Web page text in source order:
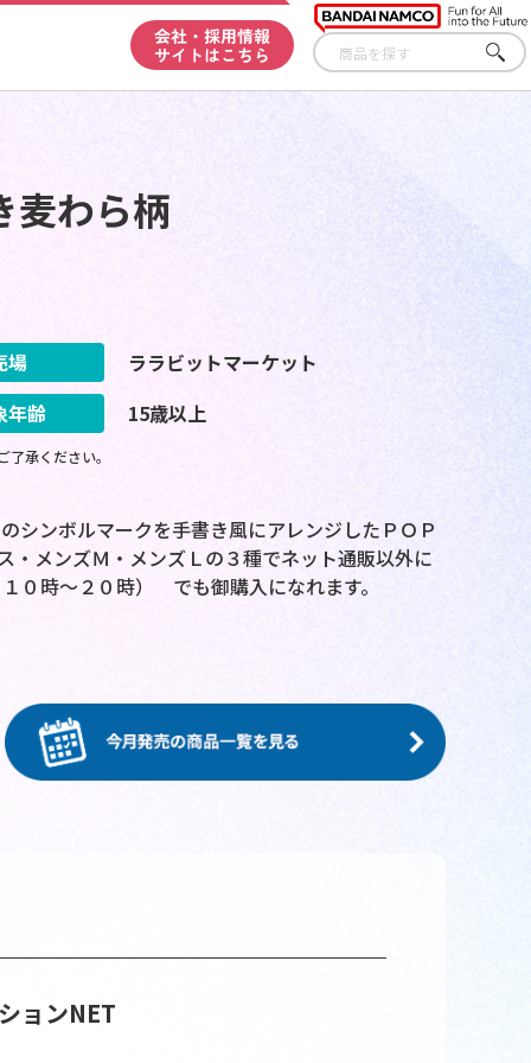
会社・採用情報
サイトはこちら
さが
す
わら柄
場
ララビットマーケット
年齢
15歳以上
承ください。
シンボルマークを手書き風にアレンジしたＰＯＰ
・メンズＭ・メンズＬの３種でネット通販以外に
０時～２０時） でも御購入になれます。
ョンNET